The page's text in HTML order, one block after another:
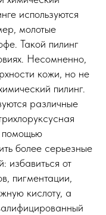
используются
молотые
Такой пилинг
Несомненно,
кожи, но не
пилинг.
различные
помощью
более серьезные
избавиться от
пигментации,
кислоту, а